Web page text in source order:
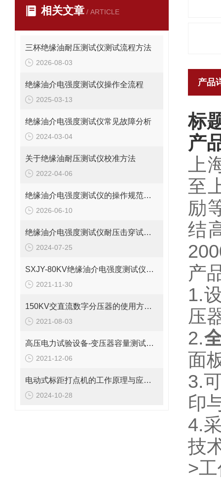
相关文章 / ARTICLE
三杯绝缘油耐压测试仪测试流程方法
2026-08-03
绝缘油介电强度测试仪操作全流程
2025-03-13
绝缘油介电强度测试仪常见故障分析
2024-03-04
关于绝缘油耐压测试仪校准方法
2022-04-06
绝缘油介电强度测试仪的操作规范和安全要求
2026-06-10
​绝缘油介电强度测试仪耐压击穿试验方法
2024-07-25
SXJY-80KV绝缘油介电强度测试仪都有哪些特点
2021-11-30
150KV交直流数字分压器的使用方法及注意事项
2021-08-03
高压电力试验设备-变压器容量测试仪使用方法
2021-12-06
电动式标距打点机的工作原理与应用解析
2024-10-28
产品
标
产
至
励
结
产
1.
压
2.
面
3.
印
4.
技
>